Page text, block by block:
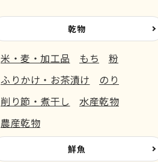
乾物
米・麦・加工品 もち
粉
ふりかけ・お茶漬け
のり
削り節・煮干し
水産乾物
農産乾物
鮮魚